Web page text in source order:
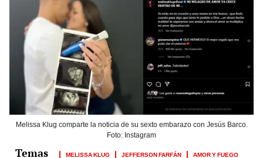
Melissa Klug comparte la noticia de su sexto embarazo con Jesús Barco.
Foto: Instagram
MELISSA KLUG JEFFERSON FARFÁN AMOR Y FUEGO